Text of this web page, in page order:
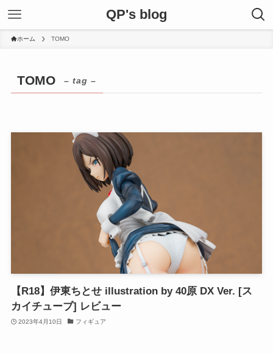
QP's blog
ホーム TOMO
TOMO – tag –
【R18】伊東ちとせ illustration by 40原 DX Ver. [ス
カイチューブ] レビュー
2023年4月10日 フィギュア